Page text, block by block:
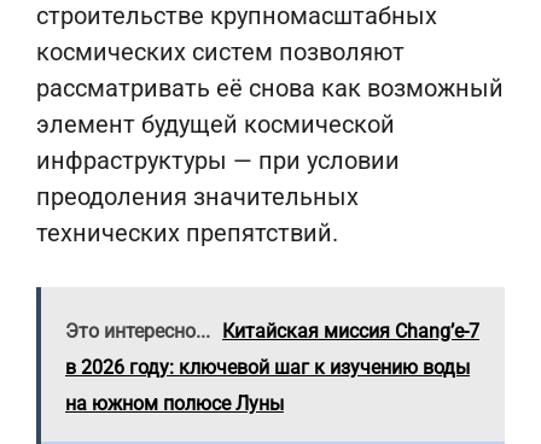
строительстве крупномасштабных
космических систем позволяют
рассматривать её снова как возможный
элемент будущей космической
инфраструктуры — при условии
преодоления значительных
технических препятствий.
Это интересно... Китайская миссия Chang’e-7
в 2026 году: ключевой шаг к изучению воды
на южном полюсе Луны